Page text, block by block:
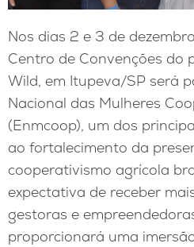
Nos dias 2 e 3 de
Centro de Convenções do
Wild, em Itupeva/SP será
Nacional das Mulheres
(Enmcoop), um dos
ao fortalecimento da
cooperativismo agrícola
expectativa de receber
gestoras e
proporcionará uma